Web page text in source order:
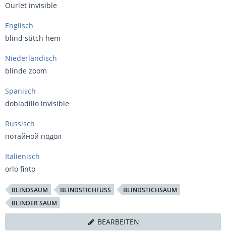
Ourlet invisible
Englisch
blind stitch hem
Niederländisch
blinde zoom
Spanisch
dobladillo invisible
Russisch
потайной подол
Italienisch
orlo finto​
BLINDSAUM BLINDSTICHFUSS
BLINDSTICHSAUM
BLINDER SAUM
BEARBEITEN